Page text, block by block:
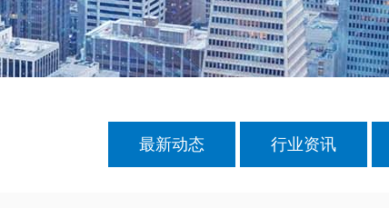
最新动态 行业资讯